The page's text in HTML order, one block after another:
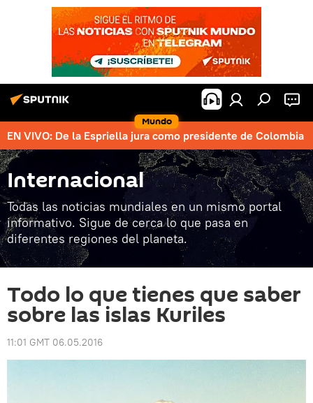
Mundo
EN VIVO: De la Espriella jura como presidente de Colombia
Internacional
Todas las noticias mundiales en un mismo portal
informativo. Sigue de cerca lo que pasa en
diferentes regiones del planeta.
Todo lo que tienes que saber
sobre las islas Kuriles
11:01 GMT 06.05.2016